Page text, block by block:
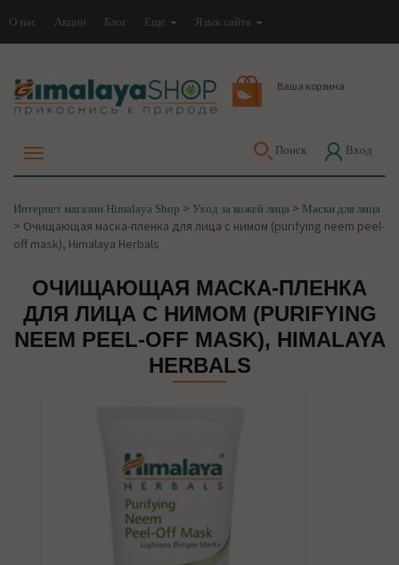
О нас Акции Блог Еще Язык сайта
Ваша корзина
Поиск Вход
Интернет магазин Himalaya Shop > Уход за кожей лица > Маски для лица
> Очищающая маска-пленка для лица с нимом (purifying neem peel-
off mask), Himalaya Herbals
ОЧИЩАЮЩАЯ МАСКА-ПЛЕНКА
ДЛЯ ЛИЦА С НИМОМ (PURIFYING
NEEM PEEL-OFF MASK), HIMALAYA
HERBALS